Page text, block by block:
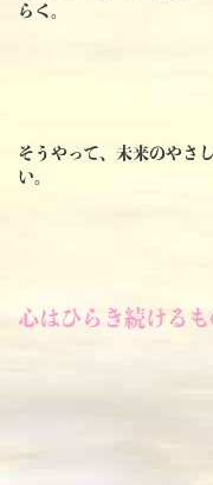
らく。
そうやって、未来のやさ
い。
心はひらき続けるも